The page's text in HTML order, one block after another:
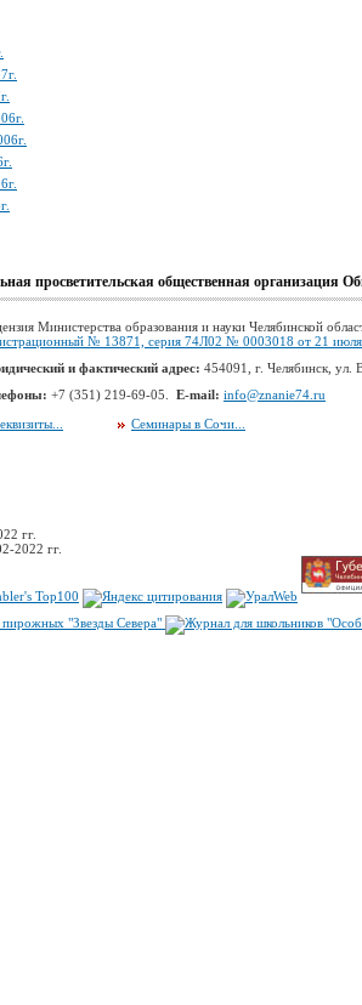
просветительская общественная организация
Министерства образования и науки Челябинской
№ 13871, серия 74Л02 № 0003018 от 21
и фактический адрес: 454091, г. Челябинск, ул.
+7 (351) 219-69-05. E-mail: info@znanie74.ru
Семинары в Сочи...
гг.
2022 гг.